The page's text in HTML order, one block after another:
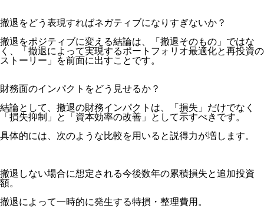
撤退をどう表現すればネガティブになりすぎないか？
撤退をポジティブに変える結論は、「撤退そのもの」ではな
く、「撤退によって実現するポートフォリオ最適化と再投資の
ストーリー」を前面に出すことです。
財務面のインパクトをどう見せるか？
結論として、撤退の財務インパクトは、「損失」だけでなく
「損失抑制」と「資本効率の改善」として示すべきです。
具体的には、次のような比較を用いると説得力が増します。
撤退しない場合に想定される今後数年の累積損失と追加投資
額。
撤退によって一時的に発生する特損・整理費用。